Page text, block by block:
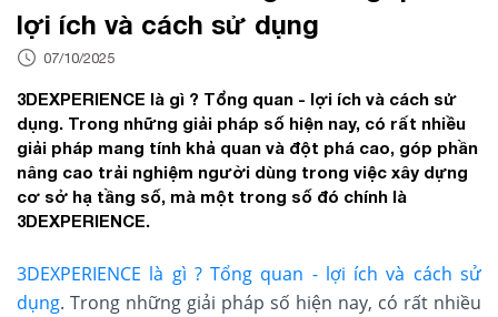
lợi ích và cách sử dụng
07/10/2025
3DEXPERIENCE là gì ? Tổng quan - lợi ích và cách sử
dụng. Trong những giải pháp số hiện nay, có rất nhiều
giải pháp mang tính khả quan và đột phá cao, góp phần
nâng cao trải nghiệm người dùng trong việc xây dựng
cơ sở hạ tầng số, mà một trong số đó chính là
3DEXPERIENCE.
3DEXPERIENCE là gì ? Tổng quan - lợi ích và cách sử
dụng. Trong những giải pháp số hiện nay, có rất nhiều